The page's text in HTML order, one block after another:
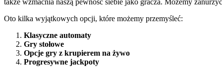
także wzmacnia naszą pewność siebie jako gracza. Możemy
Oto kilka wyjątkowych opcji, które możemy przemyśleć:
Klasyczne automaty
Gry stołowe
Opcje gry z krupierem na żywo
Progresywne jackpoty